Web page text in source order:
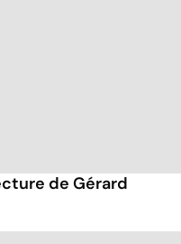
de Gérard